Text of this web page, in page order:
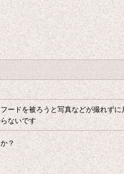
ードを被ろうと写真などが撮れず
ないです
？